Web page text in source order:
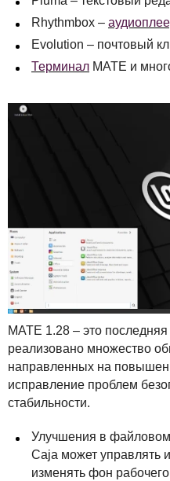
Rhythmbox –
Evolution – почтовый
Терминал MATE и
MATE 1.28 – это
реализовано множество
направленных на
исправление проблем
стабильности.
Улучшения в
Caja может управлять
изменять фон